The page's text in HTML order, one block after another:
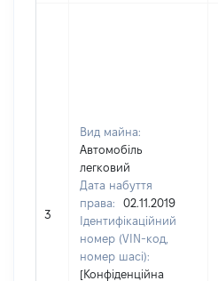
3
Вид майна:
Автомобіль
легковий
Дата набуття
права:
02.11.2019
Ідентифікаційний
номер (VIN-код,
номер шасі):
[Конфіденційна